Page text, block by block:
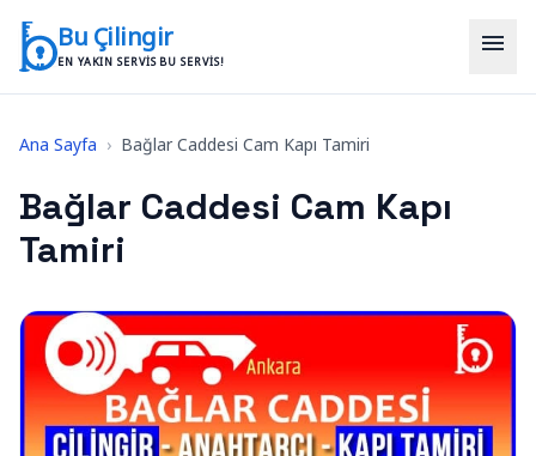
Bu Çilingir
EN YAKIN SERVIS BU SERVIS!
menu
Ana Sayfa › Bağlar Caddesi Cam Kapı Tamiri
Bağlar Caddesi Cam Kapı
Tamiri